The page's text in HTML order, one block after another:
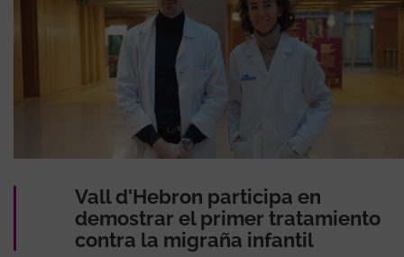
Vall d'Hebron participa en
demostrar el primer tratamiento
contra la migraña infantil